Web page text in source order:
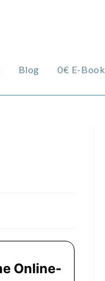
Blog 0€ E-Book